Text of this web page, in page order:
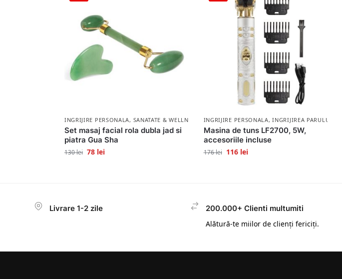
INGRIJIRE PERSONALA, SANATATE & WELLNESS
Set masaj facial rola dubla jad si
piatra Gua Sha
130lei 78 lei
INGRIJIRE PERSONALA,INGRIJIREA PARULUI
Masina de tuns LF2700, 5W,
accesoriile incluse
176lei 116 lei
Livrare 1-2 zile
200.000+ Clienti multumiti
Alătură-te miilor de clienți fericiți.